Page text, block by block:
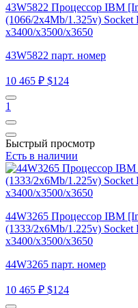
43W5822 Процессор IBM
(1066/2x4Mb/1.325v)
x3400/x3500/x3650
43W5822 парт. номер
10 465 ₽ $124
1
Быстрый просмотр
Есть в наличии
44W3265 Процессор IBM
(1333/2x6Mb/1.225v)
x3400/x3500/x3650
44W3265 парт. номер
10 465 ₽ $124